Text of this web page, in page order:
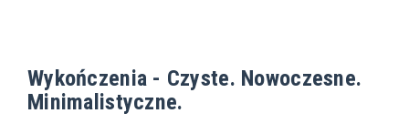
Wykończenia - Czyste. Nowoczesne.
Minimalistyczne.